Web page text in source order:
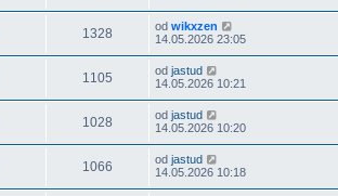
1328 od wikxzen
14.05.2026 23:05
1105 od jastud
14.05.2026 10:21
1028 od jastud
14.05.2026 10:20
1066 od jastud
14.05.2026 10:18